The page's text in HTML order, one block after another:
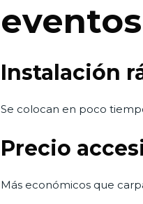
Instalación
Se colocan en poco
Precio
Más económicos que